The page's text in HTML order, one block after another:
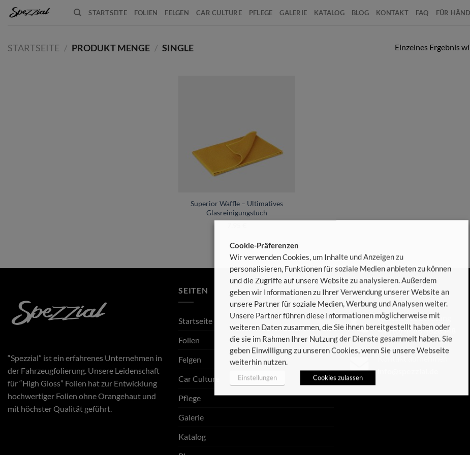
Zum
Inhalt
STARTSEITE FOLIEN FELGEN CAR CULTURE PFLEGE GALERIE KATALOG BLOG KONTAKT FAQ FÜR
STARTSEITE / PRODUKT MENGE / SINGLE Einzelnes Ergebnis
Superior Waffle – Ultimatives
Glasreinigungstuch
“Spezzial” ist ein erfahrenes Unternehmen in
der Fahrzeugfolierung. Unsere Leidenschaft
für “High Gloss” Folien hat zur Entwicklung
hochwertiger Folien ohne Orangehaut und
mit höchster Qualität geführt.
SEITEN
Startseite
Folien
Felgen
Car Culture
Pflege
Galerie
Katalog
KUNDENSERVICE
Kostenlose Beratung
+49 (0) 4486 4828348
Cookie-Präferenzen
Wir verwenden Cookies, um Inhalte und Anzeigen zu
personalisieren, Funktionen für soziale Medien anbieten zu können
und die Zugriffe auf unsere Website zu analysieren. Außerdem
geben wir Informationen zu Ihrer Verwendung unserer Website an
unsere Partner für soziale Medien, Werbung und Analysen weiter.
Unsere Partner führen diese Informationen möglicherweise mit
weiteren Daten zusammen, die Sie ihnen bereitgestellt haben oder
die sie im Rahmen Ihrer Nutzung der Dienste gesammelt haben. Sie
geben Einwilligung zu unseren Cookies, wenn Sie unsere Webseite
weiterhin nutzen.
Einstellungen Cookies zulassen